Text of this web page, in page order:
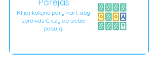
Klijaj kolejno pary kart, aby
sprawdzić, czy do siebie
pasują.